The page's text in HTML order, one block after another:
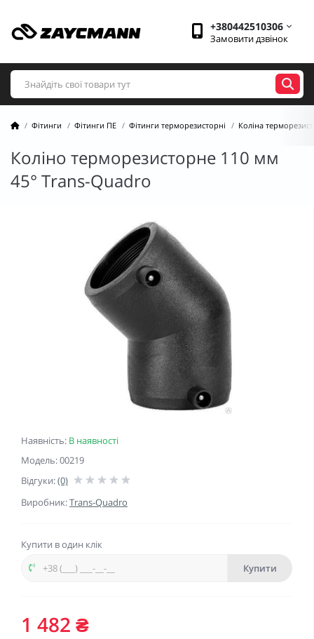
+380442510306
Замовити дзвінок
Фітинги Фітинги ПЕ Фітинги терморезисторні Коліна
Коліно терморезисторне 110 мм
45° Trans-Quadro
Наявність: В наявності
Модель: 00219
Відгуки:(0)
Виробник:Trans-Quadro
Купити в один клік
Купити
1 482 ₴